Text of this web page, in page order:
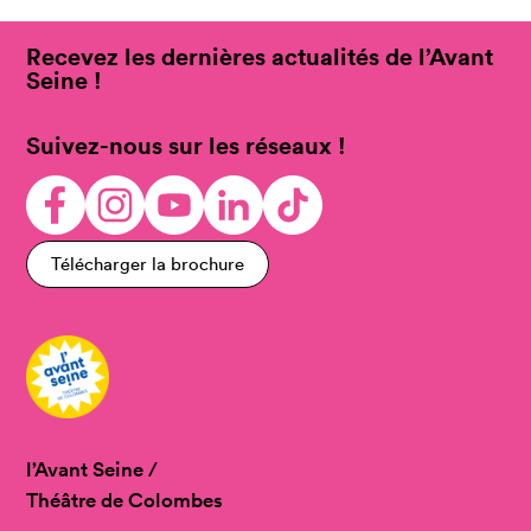
Recevez les dernières actualités de l’Avant
Seine !
Suivez-nous sur les réseaux !
Télécharger la brochure
l’Avant Seine /
Théâtre de Colombes